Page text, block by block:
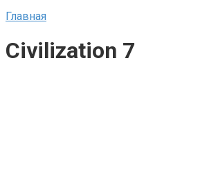
Главная
Civilization 7